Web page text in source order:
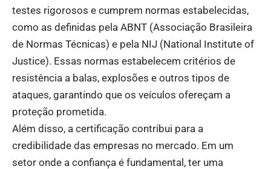
testes rigorosos e cumprem normas estabelecidas,
como as definidas pela ABNT (Associação Brasileira
de Normas Técnicas) e pela NIJ (National Institute of
Justice). Essas normas estabelecem critérios de
resistência a balas, explosões e outros tipos de
ataques, garantindo que os veículos ofereçam a
proteção prometida.
Além disso, a certificação contribui para a
credibilidade das empresas no mercado. Em um
setor onde a confiança é fundamental, ter uma